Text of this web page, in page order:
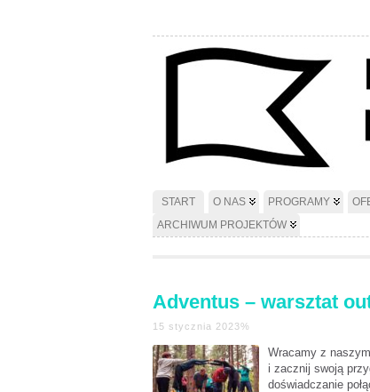
START O NAS PROGRAMY
ARCHIWUM PROJEKTÓW
Adventus – warsztat
15 stycznia 2023%
Wracamy z
i zacznij swoją
doświadczanie